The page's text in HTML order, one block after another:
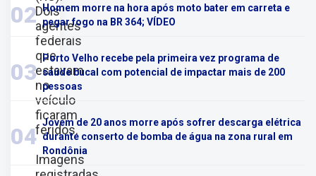
Dois
agentes
federais
que
estavam
no
veículo
ficaram
feridos.
Imagens
02
Homem morre na hora após moto bater em carreta e
pegar fogo na BR 364; VÍDEO
03
Porto Velho recebe pela primeira vez programa de
saúde bucal com potencial de impactar mais de 200
pessoas
04
Jovem de 20 anos morre após sofrer descarga elétrica
durante conserto de bomba de água na zona rural em
Rondônia